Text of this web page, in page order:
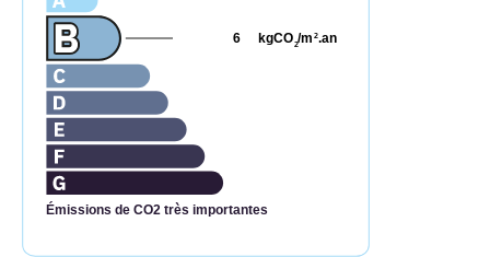
Émissions de CO2 très importantes
kgCO2/m 2.an
6